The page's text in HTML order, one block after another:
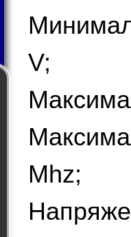
V;
Mhz;